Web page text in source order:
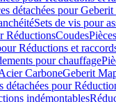
détachées pour
Sets de vis pour
RéductionsCoudes
Réductions et
pour chauffage
CarboneGeberit
détachées pour
indémontables